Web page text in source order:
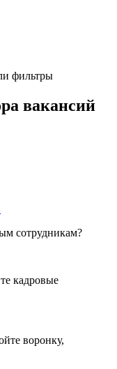
фильтры
вакансий
сотрудникам?
кадровые
воронку,